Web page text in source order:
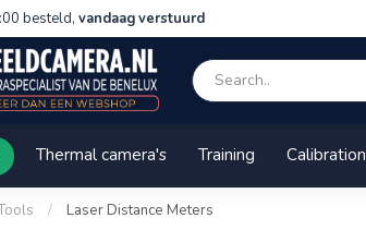
besteld, vandaag verstuurd
Thermal camera's Training Calibration
/ Laser Distance Meters